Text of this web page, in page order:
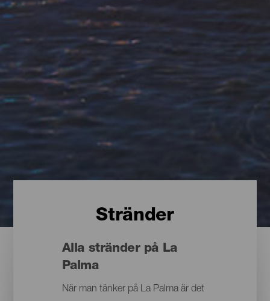
Stränder
Alla stränder på La
Palma
När man tänker på La Palma är det